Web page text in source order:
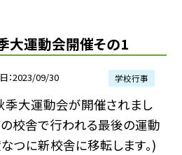
大運動会開催その1
2023/09/30 学校行事
季大運動会が開催されまし
校舎で行われる最後の運動
つに新校舎に移転します。)